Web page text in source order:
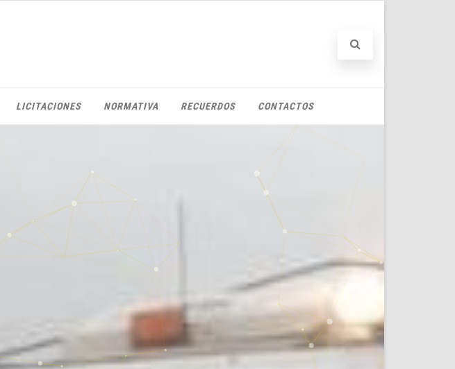
LICITACIONES NORMATIVA RECUERDOS CONTACTOS